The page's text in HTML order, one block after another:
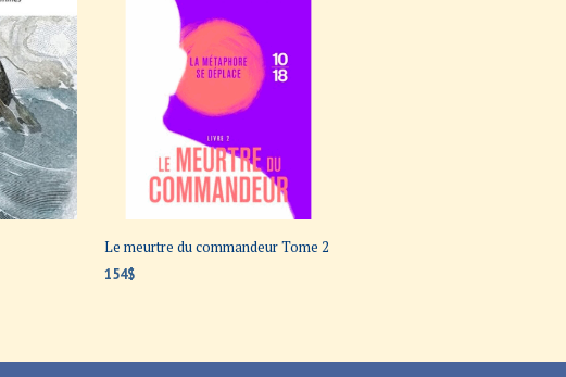
Le meurtre du commandeur Tome 2
154$